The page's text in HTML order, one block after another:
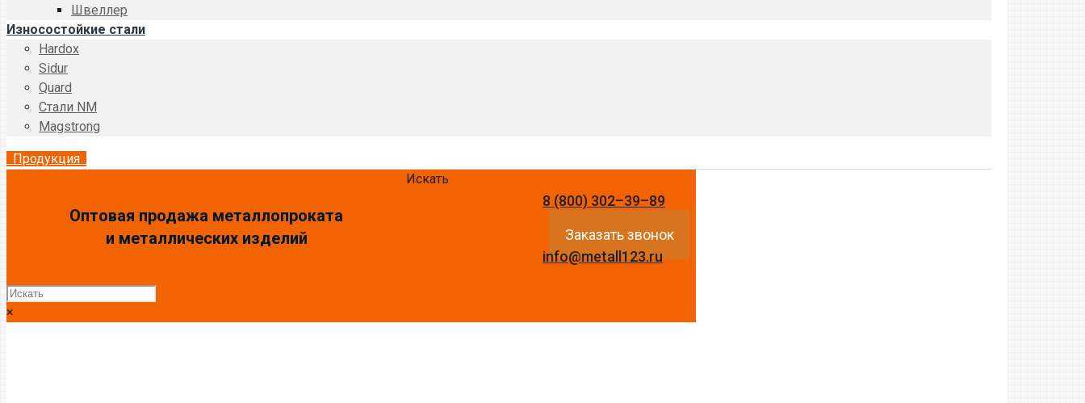
Швеллер
Износостойкие стали
Hardox
Sidur
Quard
Стали NM
Magstrong
Продукция
Оптовая продажа металлопроката
и металлических изделий
8 (800) 302–39–89
Заказать звонок
info@metall123.ru
Искать
×